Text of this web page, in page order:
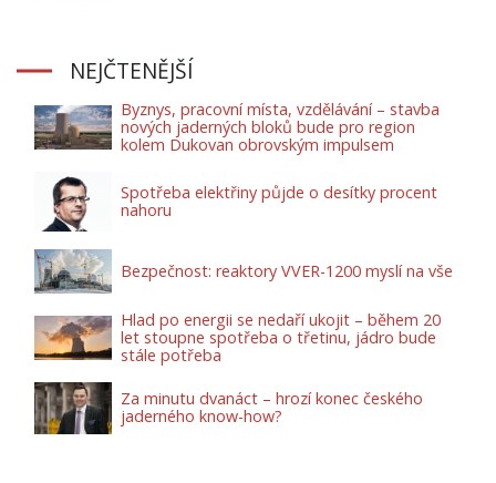
NEJČTENĚJŠÍ
Byznys, pracovní místa, vzdělávání – stavba
nových jaderných bloků bude pro region
kolem Dukovan obrovským impulsem
Spotřeba elektřiny půjde o desítky procent
nahoru
Bezpečnost: reaktory VVER-1200 myslí na vše
Hlad po energii se nedaří ukojit – během 20
let stoupne spotřeba o třetinu, jádro bude
stále potřeba
Za minutu dvanáct – hrozí konec českého
jaderného know-how?